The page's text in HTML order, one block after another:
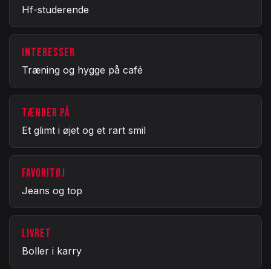
Hf-studerende
INTERESSER
Træning og hygge på café
TÆNDER PÅ
Et glimt i øjet og et rart smil
FAVORITØJ
Jeans og top
LIVRET
Boller i karry